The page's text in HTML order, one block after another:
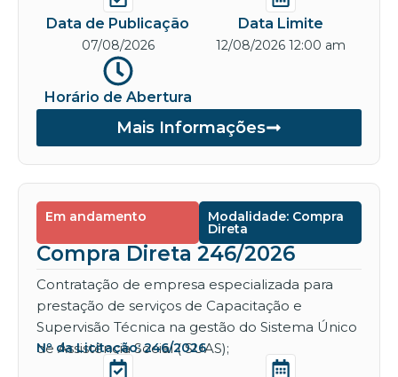
Data de Publicação
07/08/2026
Data Limite
12/08/2026 12:00 am
Horário de Abertura
Mais Informações
Em andamento Modalidade: Compra
Direta
Compra Direta 246/2026
Contratação de empresa especializada para
prestação de serviços de Capacitação e
Supervisão Técnica na gestão do Sistema Único
de Assistência Social ( SUAS);
Nº da Licitação: 246/2026